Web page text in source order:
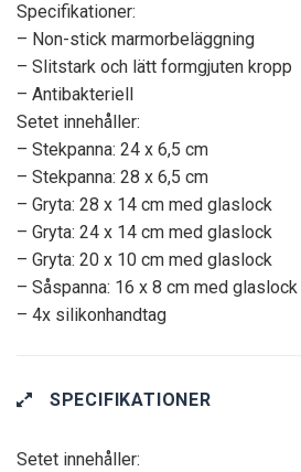
Specifikationer:
– Non-stick marmorbeläggning
– Slitstark och lätt formgjuten kropp
– Antibakteriell
Setet innehåller:
– Stekpanna: 24 x 6,5 cm
– Stekpanna: 28 x 6,5 cm
– Gryta: 28 x 14 cm med glaslock
– Gryta: 24 x 14 cm med glaslock
– Gryta: 20 x 10 cm med glaslock
– Såspanna: 16 x 8 cm med glaslock
– 4x silikonhandtag
SPECIFIKATIONER
Setet innehåller: